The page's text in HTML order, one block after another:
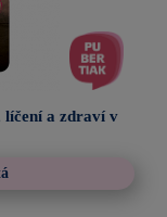
líčení a zdraví v